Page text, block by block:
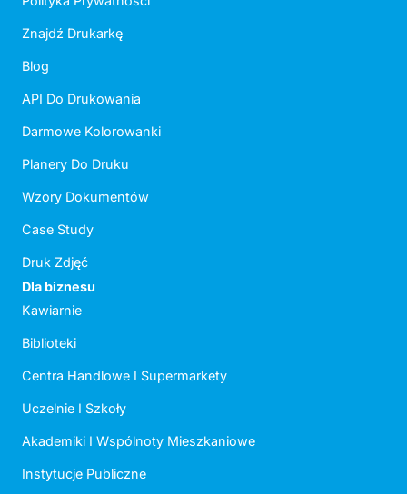
Znajdź Drukarkę
Blog
API Do Drukowania
Darmowe Kolorowanki
Planery Do Druku
Wzory Dokumentów
Case Study
Druk Zdjęć
Dla biznesu
Kawiarnie
Biblioteki
Centra Handlowe I Supermarkety
Uczelnie I Szkoły
Akademiki I Wspólnoty Mieszkaniowe
Instytucje Publiczne